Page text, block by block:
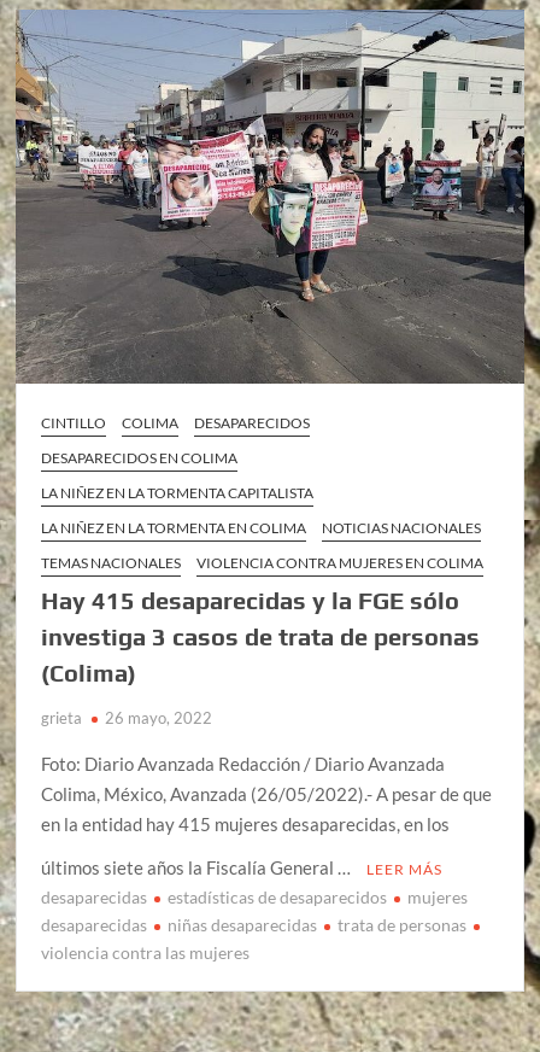
CINTILLO COLIMA
DESAPARECIDOS
DESAPARECIDOS EN COLIMA
LA NIÑEZ EN LA TORMENTA CAPITALISTA
LA NIÑEZ EN LA TORMENTA EN COLIMA
NOTICIAS NACIONALES
TEMAS NACIONALES
VIOLENCIA CONTRA MUJERES EN COLIMA
Hay 415 desaparecidas y la FGE sólo
investiga 3 casos de trata de personas
(Colima)
grieta 26 mayo, 2022
Foto: Diario Avanzada Redacción / Diario Avanzada
Colima, México, Avanzada (26/05/2022).- A pesar de que
en la entidad hay 415 mujeres desaparecidas, en los
últimos siete años la Fiscalía General …
LEER MÁS
desaparecidas estadísticas de desaparecidos
mujeres
desaparecidas
niñas desaparecidas
trata de personas
violencia contra las mujeres